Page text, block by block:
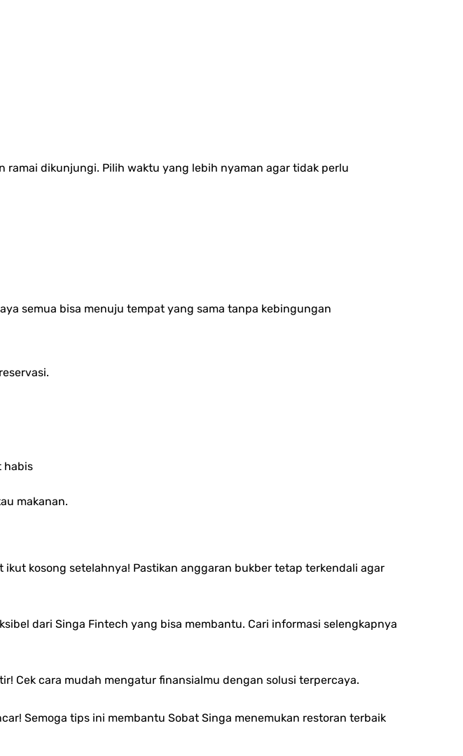
ramai dikunjungi. Pilih waktu yang lebih nyaman agar tidak perlu
semua bisa menuju tempat yang sama tanpa kebingungan
habis
makanan.
kosong setelahnya! Pastikan anggaran bukber tetap terkendali agar
dari Singa Fintech yang bisa membantu. Cari informasi selengkapnya
Cek cara mudah mengatur finansialmu dengan solusi terpercaya.
Semoga tips ini membantu Sobat Singa menemukan restoran terbaik